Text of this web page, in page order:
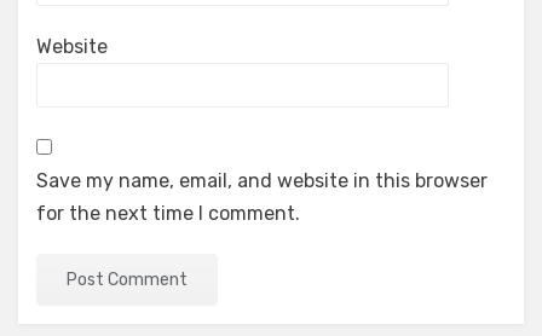
Website
Save my name, email, and website in this browser
for the next time I comment.